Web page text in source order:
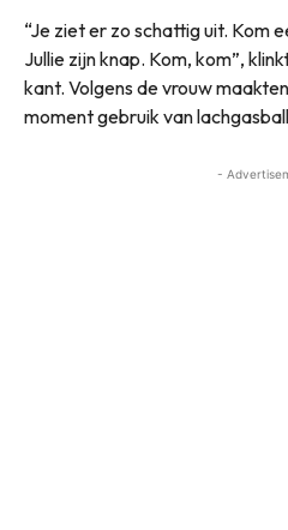
“Je ziet er zo schattig uit. Kom
Jullie zijn knap. Kom, kom”,
kant. Volgens de vrouw
moment gebruik van
-